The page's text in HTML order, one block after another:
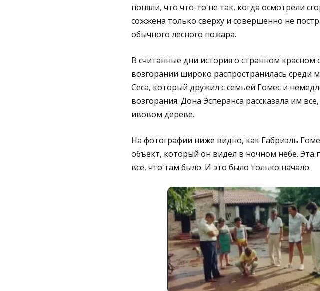
поняли, что что-то не так, когда осмотрели
сожжена только сверху и совершенно не
обычного лесного пожара.
В считанные дни история о странном
возгорании широко распространилась среди
Сеса, который дружил с семьей Гомес и
возгорания. Дона Эсперанса рассказала им
ивовом дереве.
На фотографии ниже видно, как Габриэль
объект, который он видел в ночном небе. Эта
все, что там было. И это было только начало.